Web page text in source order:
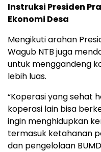
Instruksi Presiden
Ekonomi Desa
Mengikuti arahan
Wagub NTB juga
untuk menggandeng
lebih luas.
“Koperasi yang sehat
koperasi lain bisa
ingin menghidupkan
termasuk ketahanan
dan pengelolaan